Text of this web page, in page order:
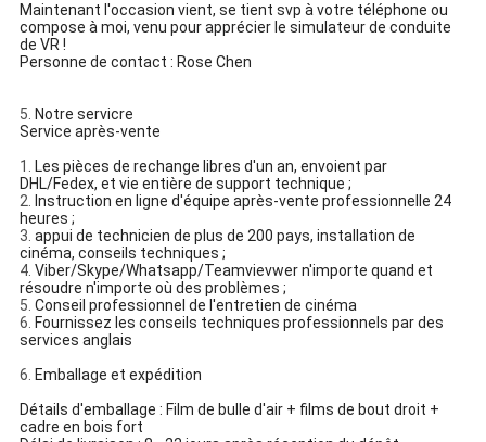
Maintenant l'occasion vient, se tient svp à votre téléphone ou
compose à moi, venu pour apprécier le simulateur de conduite
de VR !
Personne de contact : Rose Chen
5. Notre servicre
Service après-vente
1. Les pièces de rechange libres d'un an, envoient par
DHL/Fedex, et vie entière de support technique ;
2. Instruction en ligne d'équipe après-vente professionnelle 24
heures ;
3. appui de technicien de plus de 200 pays, installation de
cinéma, conseils techniques ;
4. Viber/Skype/Whatsapp/Teamvievwer n'importe quand et
résoudre n'importe où des problèmes ;
5. Conseil professionnel de l'entretien de cinéma
6. Fournissez les conseils techniques professionnels par des
services anglais
6. Emballage et expédition
Détails d'emballage : Film de bulle d'air + films de bout droit +
cadre en bois fort